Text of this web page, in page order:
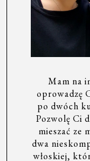
Mam na
oprowadzę
po dwóch
Pozwolę Ci
mieszać ze
dwa
włoskiej,